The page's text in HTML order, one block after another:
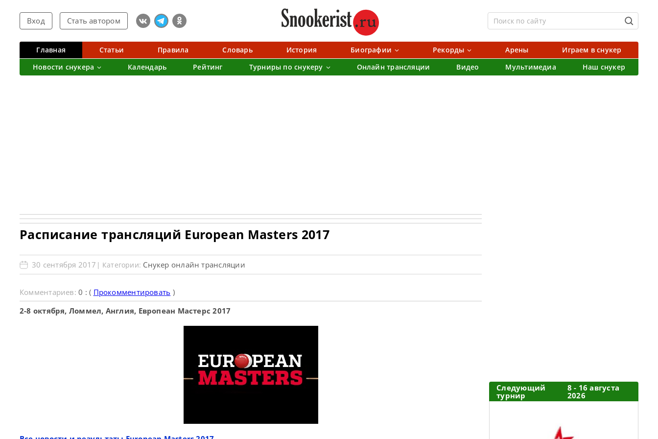
Вход Стать автором
Главная Статьи Правила Словарь История Биографии Рекорды Арены
Играем в снукер
Новости снукера
Календарь Рейтинг Турниры по снукеру Онлайн трансляции Видео Мультимедиа Наш снукер
Расписание трансляций European Masters 2017
30 сентября 2017 | Категории: Снукер онлайн трансляции
Комментариев:0 : ( Прокомментировать )
2-8 октября, Ломмел, Англия, Европеан Мастерс 2017
Следующий
турнир
8 - 16 августа
2026